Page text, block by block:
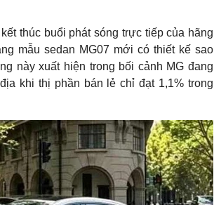
thúc buổi phát sóng trực tiếp của hãng
mẫu sedan MG07 mới có thiết kế sao
này xuất hiện trong bối cảnh MG đang
khi thị phần bán lẻ chỉ đạt 1,1% trong